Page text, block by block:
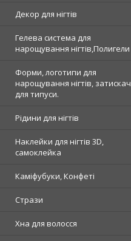
Декор для нігтів
Гелева система для
нарощування нігтів,Полигели
Форми, логотипи для
нарощування нігтів, затискач
для типуси.
Рідини для нігтів
Наклейки для нігтів 3D,
самоклейка
Каміфубуки, Конфеті
Стрази
Хна для волосся